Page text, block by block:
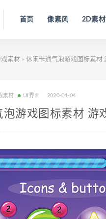
首页 像素风 2D素材
素材 > 休闲卡通气泡游戏图标素材
素材 UI界面 2020-04-04
泡游戏图标素材 游